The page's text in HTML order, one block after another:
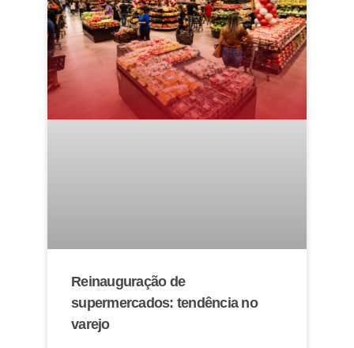
Reinauguração de
supermercados: tendência no
varejo